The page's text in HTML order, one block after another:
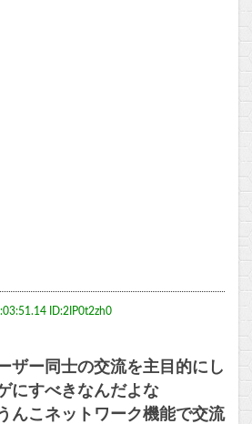
ID:2IP0t2zh0
ザー同士の交流を主目的にし
にすべきなんだよな
んこネットワーク機能で交流